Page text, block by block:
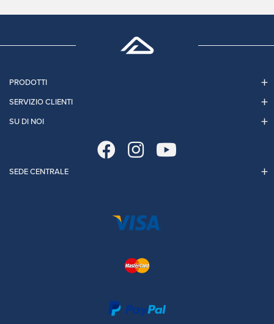
PRODOTTI
SERVIZIO CLIENTI
SU DI NOI
SEDE CENTRALE